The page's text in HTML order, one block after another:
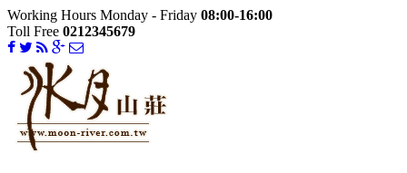
Working Hours Monday - Friday 08:00-16:00
Toll Free 0212345679